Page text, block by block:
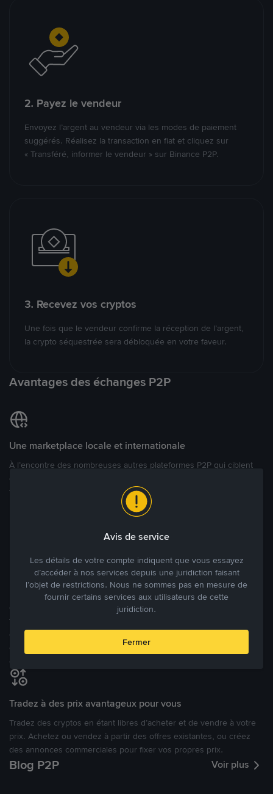
2. Payez le vendeur
Envoyez l’argent au vendeur via les modes de paiement
suggérés. Réalisez la transaction en fiat et cliquez sur
« Transféré, informer le vendeur » sur Binance P2P.
3. Recevez vos cryptos
Une fois que le vendeur confirme la réception de l’argent,
la crypto séquestrée sera débloquée en votre faveur.
Avantages des échanges P2P
Une marketplace locale et internationale
À l’encontre des nombreuses autres plateformes P2P qui ciblent
trading véritablement internationale grâce à plus de 70 monnaies
Bénéficiant de la confiance de millions d’utilisateurs dans le
monde, Binance P2P fournit une plateforme sécurisée pour la
réalisation de trades en cryptomonnaies dans plus de 800 modes
de paiement et plus de 100 monnaies fiat. Les utilisateurs peuvent
facilement acheter, vendre et trader des cryptomonnaies
directement avec d’autres utilisateurs, tout en définissant leurs prix
et leurs modes de paiement préférés sur une Marketplace de
Tradez à des prix avantageux pour vous
Tradez des cryptos en étant libres d’acheter et de vendre à votre
prix. Achetez ou vendez à partir des offres existantes, ou créez
des annonces commerciales pour fixer vos propres prix.
Blog P2P Voir plus
Avis de service
Les détails de votre compte indiquent que vous essayez
d’accéder à nos services depuis une juridiction faisant
l’objet de restrictions. Nous ne sommes pas en mesure de
fournir certains services aux utilisateurs de cette
juridiction.
Fermer